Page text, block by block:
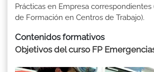
Prácticas en Empresa
de Formación en Centros de Trabajo).
Contenidos formativos
Objetivos del curso FP